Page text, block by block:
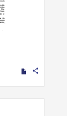
share